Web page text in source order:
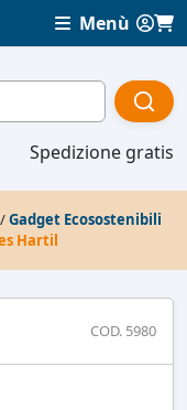
Menù
Spedizione gratis
/Gadget Ecosostenibili
Hartil
COD. 5980